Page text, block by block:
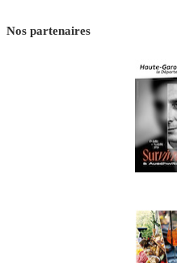
Nos partenaires